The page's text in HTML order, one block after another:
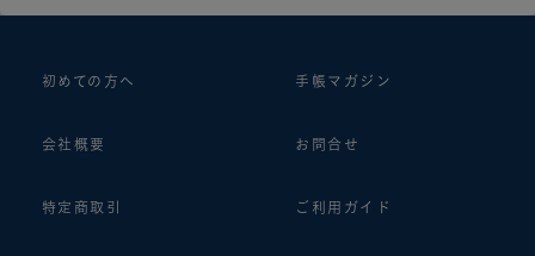
初めての方へ 手帳マガジン
会社概要 お問合せ
特定商取引 ご利用ガイド